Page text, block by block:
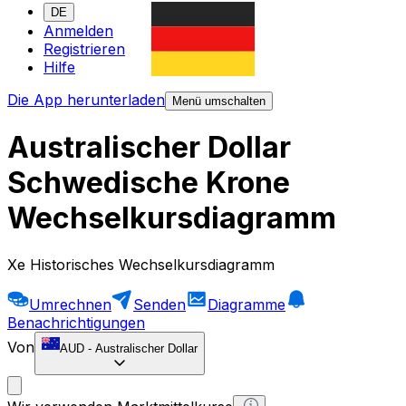
DE
Anmelden
Registrieren
Hilfe
Die App herunterladen
Menü umschalten
Australischer Dollar
Schwedische Krone
Wechselkursdiagramm
Xe Historisches Wechselkursdiagramm
Umrechnen Senden
Diagramme
Benachrichtigungen
Von
AUD - Australischer Dollar